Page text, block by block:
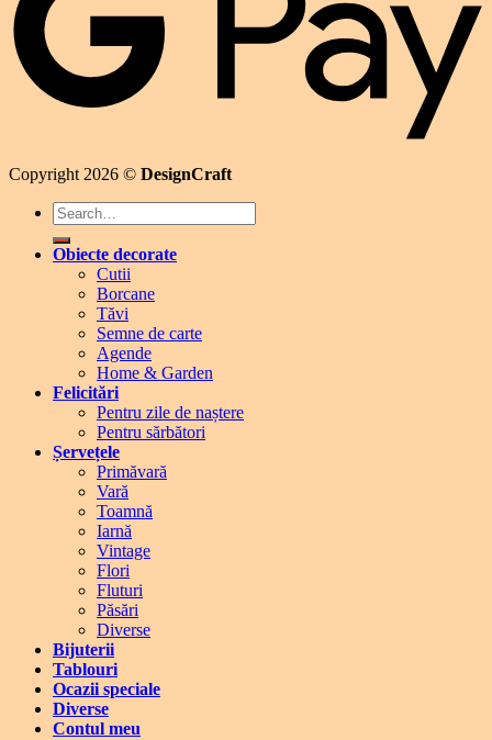
Copyright 2026 © DesignCraft
Search
for:
Obiecte decorate
Cutii
Borcane
Tăvi
Semne de carte
Agende
Home & Garden
Felicitări
Pentru zile de naștere
Pentru sărbători
Șervețele
Primăvară
Vară
Toamnă
Iarnă
Vintage
Flori
Fluturi
Păsări
Diverse
Bijuterii
Tablouri
Ocazii speciale
Diverse
Contul meu